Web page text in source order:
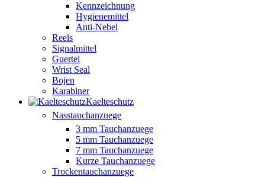
Kennzeichnung
Hygienemittel
Anti-Nebel
Reels
Signalmittel
Guertel
Wrist Seal
Bojen
Karabiner
Kaelteschutz
Nasstauchanzuege
3 mm Tauchanzuege
5 mm Tauchanzuege
7 mm Tauchanzuege
Kurze Tauchanzuege
Trockentauchanzuege